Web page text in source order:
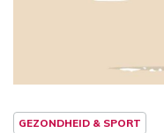
GEZONDHEID & SPORT